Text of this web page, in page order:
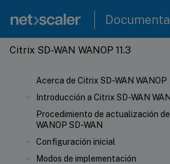
Citrix SD-WAN WANOP 11.3
Acerca de Citrix SD-WAN WANOP
Introducción a Citrix SD-WAN
Procedimiento de actualización de
WANOP SD-WAN
Configuración inicial
Modos de implementación